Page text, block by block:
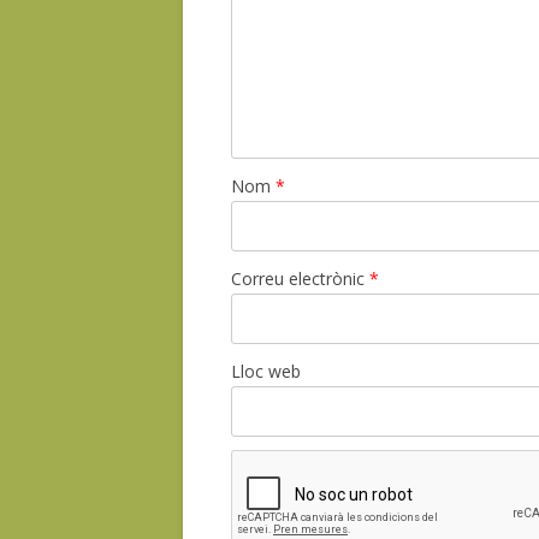
Nom *
Correu electrònic *
Lloc web